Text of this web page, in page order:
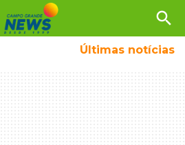
search
Últimas notícias